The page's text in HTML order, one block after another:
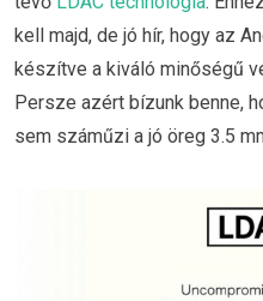
kell majd, de jó hír, hogy az
készítve a kiváló minőségű
Persze azért bízunk benne,
sem száműzi a jó öreg 3.5